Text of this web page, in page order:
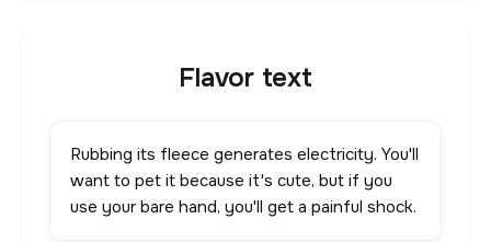
Flavor text
Rubbing its fleece generates electricity. You'll
want to pet it because it's cute, but if you
use your bare hand, you'll get a painful shock.